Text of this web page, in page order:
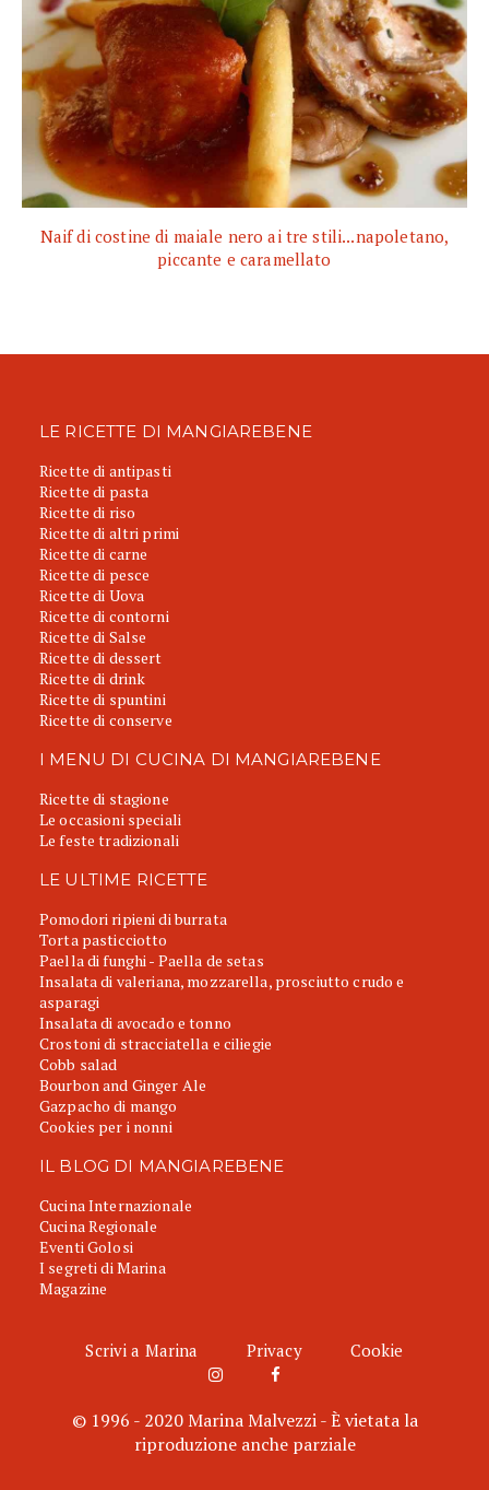
Naif di costine di maiale nero ai tre stili...napoletano,
piccante e caramellato
LE RICETTE DI MANGIAREBENE
Ricette di antipasti
Ricette di pasta
Ricette di riso
Ricette di altri primi
Ricette di carne
Ricette di pesce
Ricette di Uova
Ricette di contorni
Ricette di Salse
Ricette di dessert
Ricette di drink
Ricette di spuntini
Ricette di conserve
I MENU DI CUCINA DI MANGIAREBENE
Ricette di stagione
Le occasioni speciali
Le feste tradizionali
LE ULTIME RICETTE
Pomodori ripieni di burrata
Torta pasticciotto
Paella di funghi - Paella de setas
Insalata di valeriana, mozzarella, prosciutto crudo e
asparagi
Insalata di avocado e tonno
Crostoni di stracciatella e ciliegie
Cobb salad
Bourbon and Ginger Ale
Gazpacho di mango
Cookies per i nonni
IL BLOG DI MANGIAREBENE
Cucina Internazionale
Cucina Regionale
Eventi Golosi
I segreti di Marina
Magazine
Scrivi a Marina Privacy Cookie
© 1996 - 2020 Marina Malvezzi - È vietata la
riproduzione anche parziale